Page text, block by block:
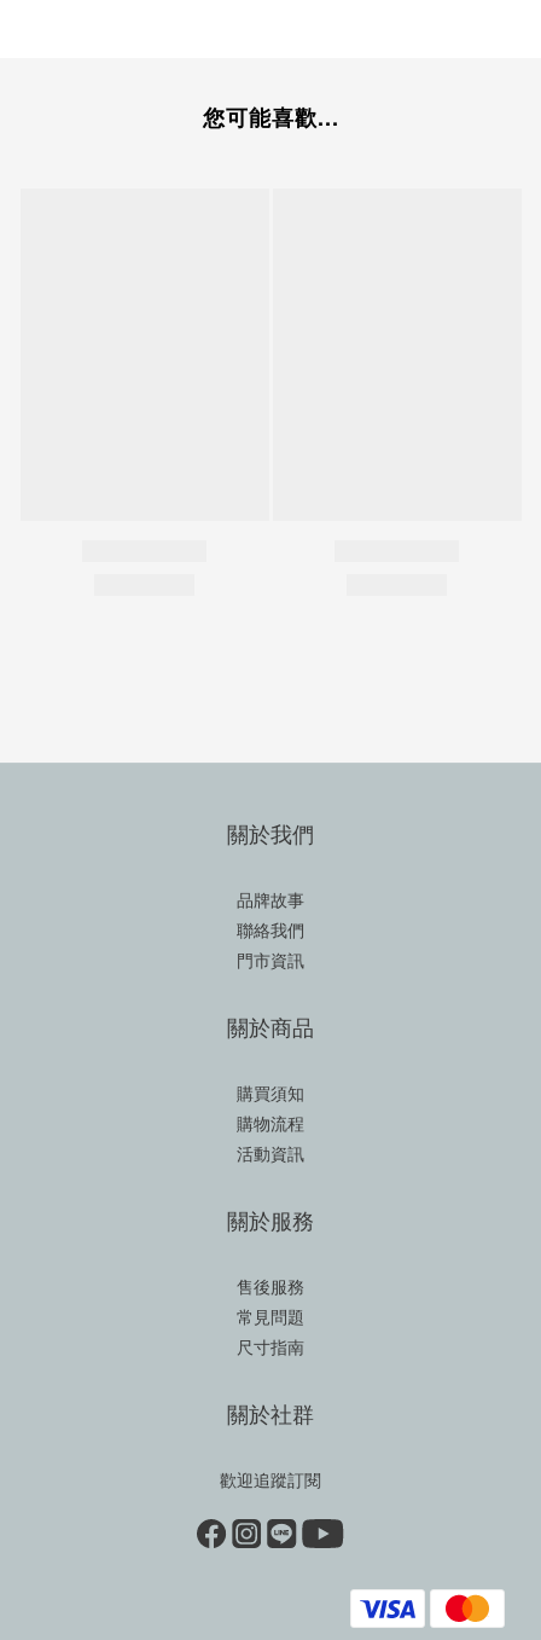
您可能喜歡...
關於我們
品牌故事
聯絡我們
門市資訊
關於商品
購買須知
購物流程
活動資訊
關於服務
售後服務
常見問題
尺寸指南
關於社群
歡迎追蹤訂閱